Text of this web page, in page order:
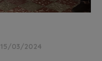
15/03/2024